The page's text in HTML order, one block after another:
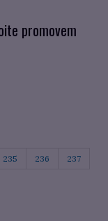
promovem
235 236 237